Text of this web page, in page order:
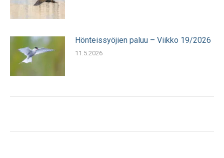
Hönteissyöjien paluu – Viikko 19/2026
11.5.2026